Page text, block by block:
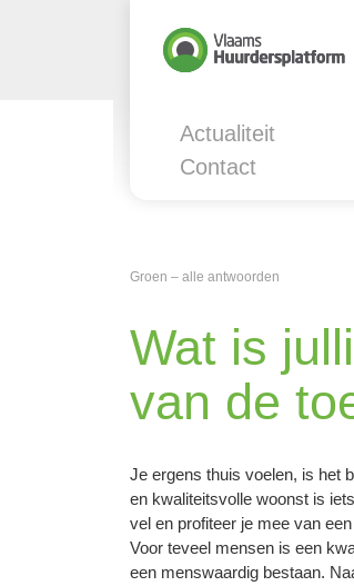
Actualiteit
Contact
Groen – alle antwoorden
Wat is
van de
Je ergens thuis voelen, is het
en kwaliteitsvolle woonst is
vel en profiteer je mee van
Voor teveel mensen is een
een menswaardig bestaan.